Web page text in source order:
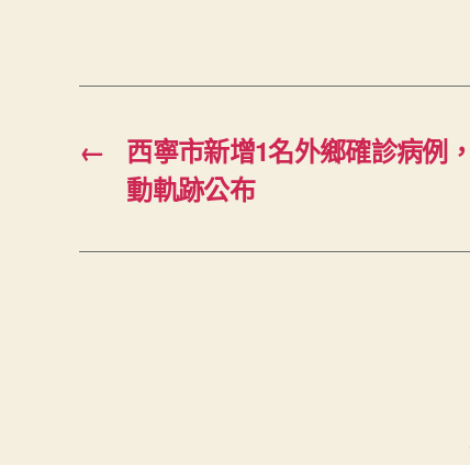
←
西寧市新增1名外鄉確診病例
動軌跡公布